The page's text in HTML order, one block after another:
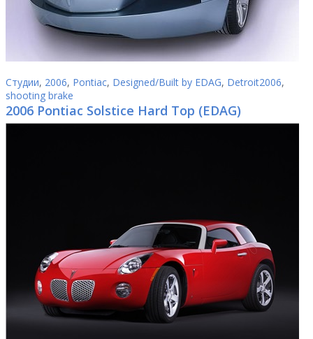
Студии, 2006, Pontiac, Designed/Built by EDAG, Detroit2006,
shooting brake
2006 Pontiac Solstice Hard Top (EDAG)